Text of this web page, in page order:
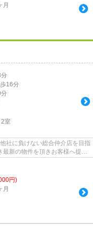
月
分
16分
分
2室
社に負けない総合仲介店を目指
最新の物件を頂きお客様へ提供
円)
月